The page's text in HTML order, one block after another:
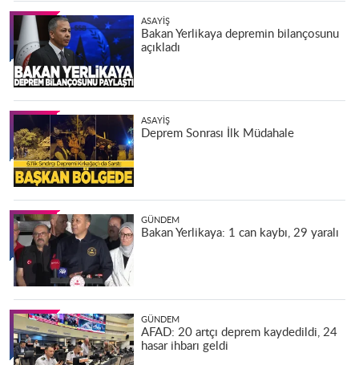
ASAYIŞ
Bakan Yerlikaya depremin bilançosunu
açıkladı
ASAYIŞ
Deprem Sonrası İlk Müdahale
GÜNDEM
Bakan Yerlikaya: 1 can kaybı, 29 yaralı
GÜNDEM
AFAD: 20 artçı deprem kaydedildi, 24
hasar ihbarı geldi